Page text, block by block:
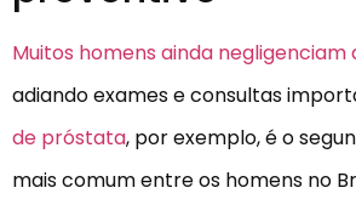
Muitos homens ainda negligenciam
adiando exames e consultas
de próstata, por exemplo, é o
mais comum entre os homens no